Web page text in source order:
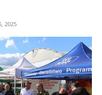
2025